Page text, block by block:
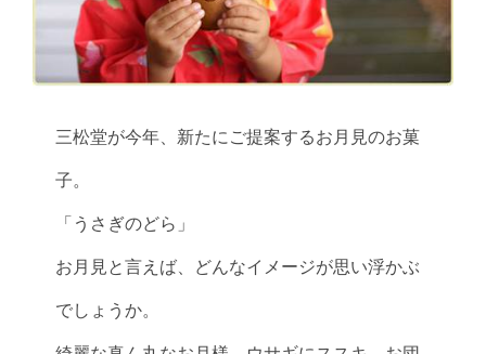
三松堂が今年、新たにご提案するお月見のお菓
子。
「うさぎのどら」
お月見と言えば、どんなイメージが思い浮かぶ
でしょうか。